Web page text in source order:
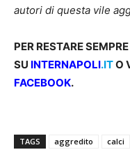
autori di questa vile
PER RESTARE
SU INTERNAPOLI.ITO
FACEBOOK.
TAGS aggredito calci